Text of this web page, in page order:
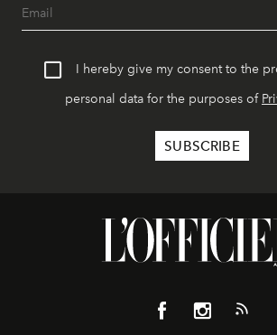
I hereby give my consent to the
personal data for the purposes of